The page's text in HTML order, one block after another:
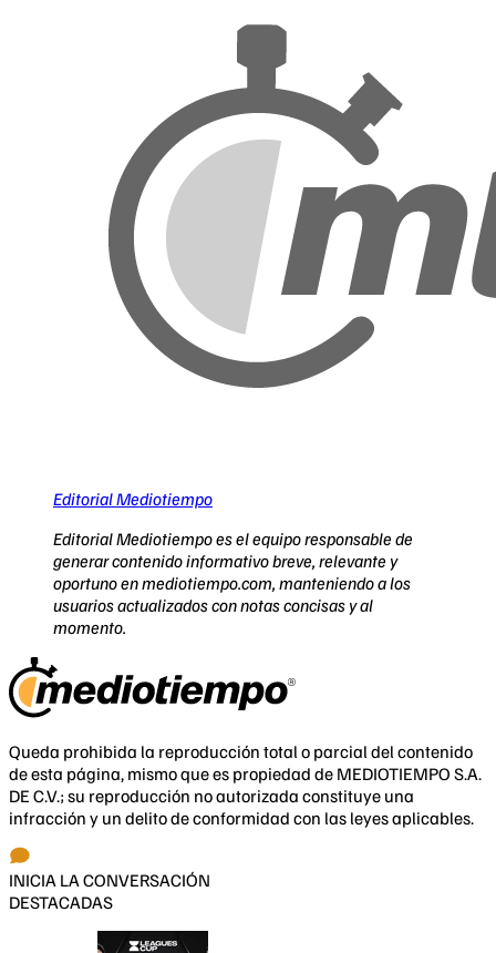
Editorial Mediotiempo
Editorial Mediotiempo es el equipo responsable de
generar contenido informativo breve, relevante y
oportuno en mediotiempo.com, manteniendo a los
usuarios actualizados con notas concisas y al
momento.
Queda prohibida la reproducción total o parcial del contenido
de esta página, mismo que es propiedad de MEDIOTIEMPO S.A.
DE C.V.; su reproducción no autorizada constituye una
infracción y un delito de conformidad con las leyes aplicables.
INICIA LA CONVERSACIÓN
DESTACADAS